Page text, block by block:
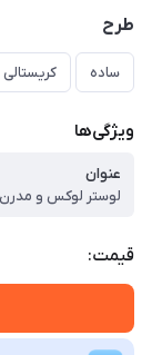
طرح
ساده کریستالی
ویژگی‌ها
عنوان
قیمت: